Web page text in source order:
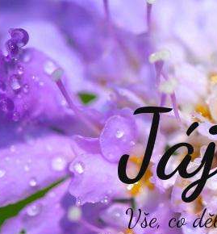
Vše, co